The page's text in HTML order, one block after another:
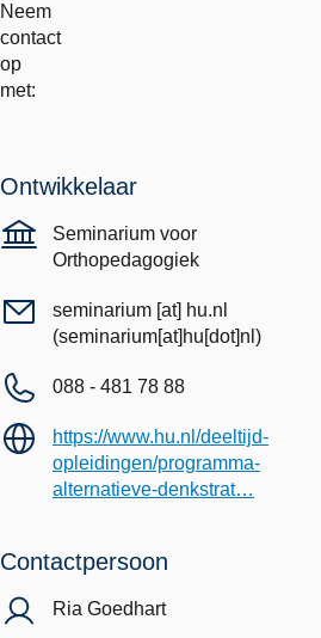
Neem
contact
op
met:
Ontwikkelaar
Seminarium voor
Orthopedagogiek
seminarium [at] hu.nl
(seminarium[at]hu[dot]nl)
088 - 481 78 88
https://www.hu.nl/deeltijd-
opleidingen/programma-
alternatieve-denkstrat…
Contactpersoon
Ria Goedhart